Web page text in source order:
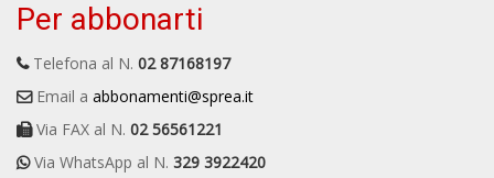
Per abbonarti
Telefona al N. 02 87168197
Email a abbonamenti@sprea.it
Via FAX al N. 02 56561221
Via WhatsApp al N. 329 3922420